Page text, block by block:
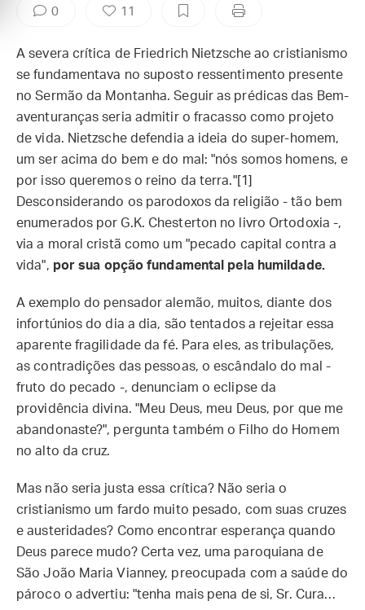
0 11
A severa crítica de Friedrich Nietzsche ao cristianismo
se fundamentava no suposto ressentimento presente
no Sermão da Montanha. Seguir as prédicas das Bem-
aventuranças seria admitir o fracasso como projeto
de vida. Nietzsche defendia a ideia do super-homem,
um ser acima do bem e do mal: "nós somos homens, e
por isso queremos o reino da terra."[1]
Desconsiderando os parodoxos da religião - tão bem
enumerados por G.K. Chesterton no livro Ortodoxia -,
via a moral cristã como um "pecado capital contra a
vida", por sua opção fundamental pela humildade.
A exemplo do pensador alemão, muitos, diante dos
infortúnios do dia a dia, são tentados a rejeitar essa
aparente fragilidade da fé. Para eles, as tribulações,
as contradições das pessoas, o escândalo do mal -
fruto do pecado -, denunciam o eclipse da
providência divina. "Meu Deus, meu Deus, por que me
abandonaste?", pergunta também o Filho do Homem
no alto da cruz.
Mas não seria justa essa crítica? Não seria o
cristianismo um fardo muito pesado, com suas cruzes
e austeridades? Como encontrar esperança quando
Deus parece mudo? Certa vez, uma paroquiana de
São João Maria Vianney, preocupada com a saúde do
pároco o advertiu: "tenha mais pena de si, Sr. Cura…